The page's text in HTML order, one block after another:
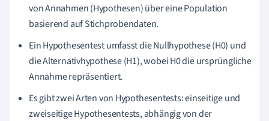
von Annahmen (Hypothesen) über eine Population
basierend auf Stichprobendaten.
Ein Hypothesentest umfasst die Nullhypothese (H0) und
die Alternativhypothese (H1), wobei H0 die ursprüngliche
Annahme repräsentiert.
Es gibt zwei Arten von Hypothesentests: einseitige und
zweiseitige Hypothesentests, abhängig von der